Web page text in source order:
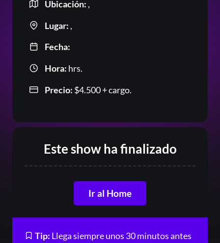
Ubicación: ,
Lugar: ,
Fecha:
Hora: hrs.
Precio: $4.500+ cargo.
Este show ha finalizado
Ir al Home
Tip: Llega siempre unos 30 minutos antes